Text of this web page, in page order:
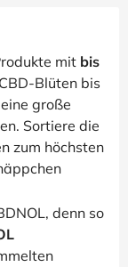
mit bis
Blüten bis
große
Sortiere die
zum höchsten
denn so